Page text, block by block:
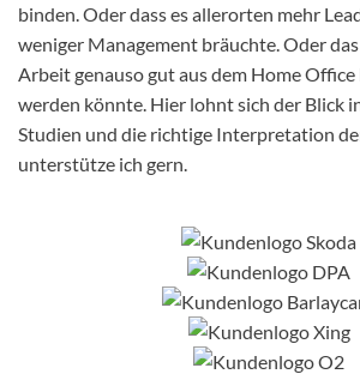
binden. Oder dass es allerorten mehr
weniger Management bräuchte. Oder
Arbeit genauso gut aus dem Home
werden könnte. Hier lohnt sich der Blick
Studien und die richtige Interpretation
unterstütze ich gern.